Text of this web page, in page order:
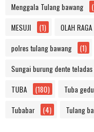
Menggala Tulang bawang
MESUJI (1) OLAH RAGA
polres tulang bawang (1)
Sungai burung dente
TUBA (180) Tuba
Tubabar (4) Tulang